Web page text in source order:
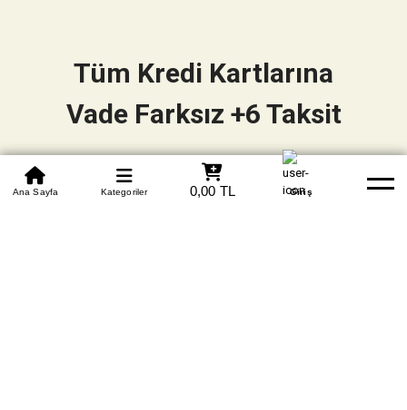
0850 305 09 70
Beden Tablosu Banka Hesapları Whatsapp Yardım
Ana Sayfa Kategoriler 0,00 TL Giriş
Tüm Kredi Kartlarına
Vade Farksız +6 Taksit